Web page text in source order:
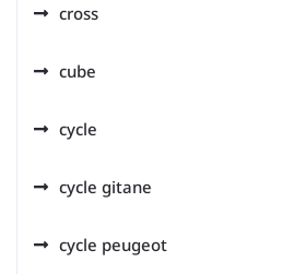
cross
cube
cycle
cycle gitane
cycle peugeot